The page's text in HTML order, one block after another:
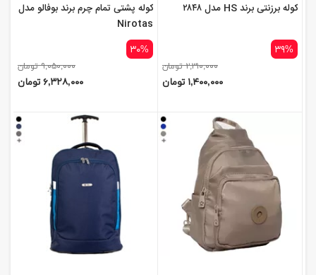
کوله برزنتی برند HS مدل ۲۸۴۸
۳۹%
۲,۳۱۰,۰۰۰ تومان
۱,۴۰۰,۰۰۰ تومان
کوله پشتی تمام چرم برند بوفالو مدل
Nirotas
۳۰%
۹,۰۵۰,۰۰۰ تومان
۶,۳۲۸,۰۰۰ تومان